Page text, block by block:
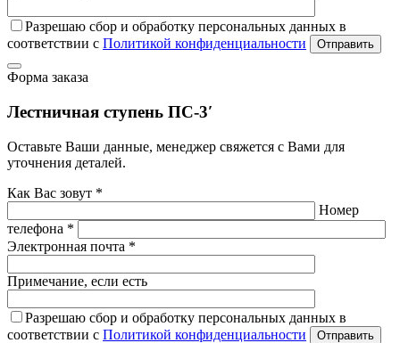
Разрешаю сбор и обработку персональных данных в
соответствии с Политикой конфиденциальности Отправить
Форма заказа
Лестничная ступень ПС-3′
Оставьте Ваши данные, менеджер свяжется с Вами для
уточнения деталей.
Как Вас зовут *
Номер
телефона *
Электронная почта *
Примечание, если есть
Разрешаю сбор и обработку персональных данных в
соответствии с Политикой конфиденциальности Отправить